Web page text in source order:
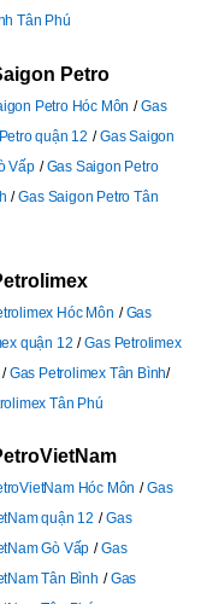
Tân Phú
Petro
Petro Hóc Môn
Gas
quận 12
Gas Saigon
Vấp
Gas Saigon Petro
Gas Saigon Petro Tân
Hóc Môn
Gas
quận 12
Gas Petrolimex
Gas Petrolimex Tân Bình
Tân Phú
Hóc Môn
Gas
quận 12
Gas
Gò Vấp
Gas
Tân Bình
Gas